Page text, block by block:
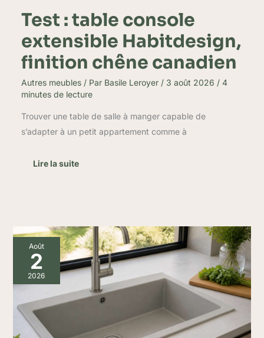
Test : table console
extensible Habitdesign,
finition chêne canadien
Autres meubles/ Par Basile Leroyer / 3 août 2026 / 4
minutes de lecture
Trouver une table de salle à manger capable de
s’adapter à un petit appartement comme à
Lire la suite
Août
2
2026
Pourquoi
choisir
un
évier
de
cuisine
en
résine
?